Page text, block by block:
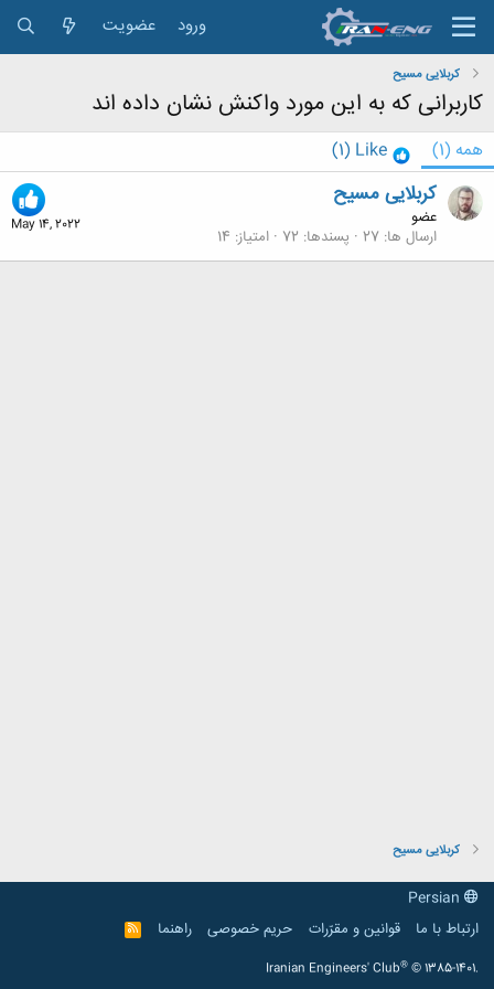
ورود عضویت
کربلایی مسیح
کاربرانی که به این مورد واکنش نشان داده اند
همه (1)
Like
(1)
May 14, 2022
کربلایی مسیح
عضو
ارسال ها 27 پسندها 72 امتیاز 14
کربلایی مسیح
ارتباط با ما
قوانین و مقرّرات حریم خصوصی راهنما
R
S
Iranian Engineers' Club® © 1385-1401.